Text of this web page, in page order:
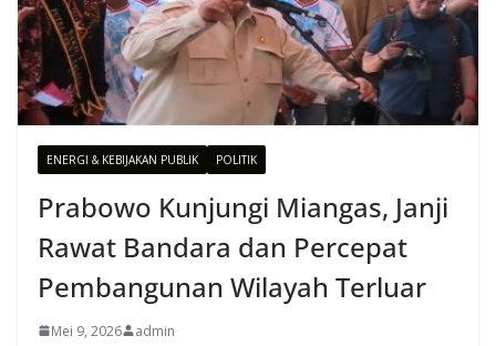
ENERGI & KEBIJAKAN PUBLIK POLITIK
Prabowo Kunjungi Miangas, Janji
Rawat Bandara dan Percepat
Pembangunan Wilayah Terluar
Mei 9, 2026 admin